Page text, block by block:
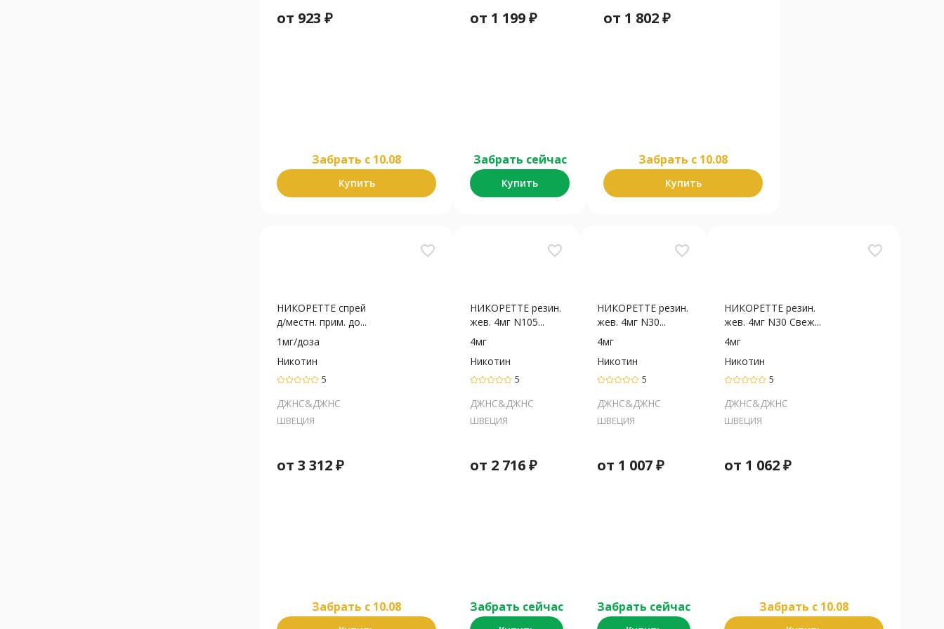
от 923 ₽
Забрать c 10.08
Купить
от 1 199₽
Забрать сейчас
Купить
от 1 802₽
Забрать c 10.08
Купить
favorite_border
НИКОРЕТТЕ спрей
д/местн. прим. до...
1мг/доза
Никотин
5
ДЖНС&ДЖНС
ШВЕЦИЯ
от 3 312₽
Забрать c 10.08
favorite_border
НИКОРЕТТЕ резин.
жев. 4мг N105...
4мг
Никотин
5
ДЖНС&ДЖНС
ШВЕЦИЯ
от 2 716₽
Забрать сейчас
favorite_border
НИКОРЕТТЕ резин.
жев. 4мг N30...
4мг
Никотин
5
ДЖНС&ДЖНС
ШВЕЦИЯ
от 1 007₽
Забрать сейчас
favorite_border
НИКОРЕТТЕ резин.
жев. 4мг N30 Свеж...
4мг
Никотин
5
ДЖНС&ДЖНС
ШВЕЦИЯ
от 1 062₽
Забрать c 10.08